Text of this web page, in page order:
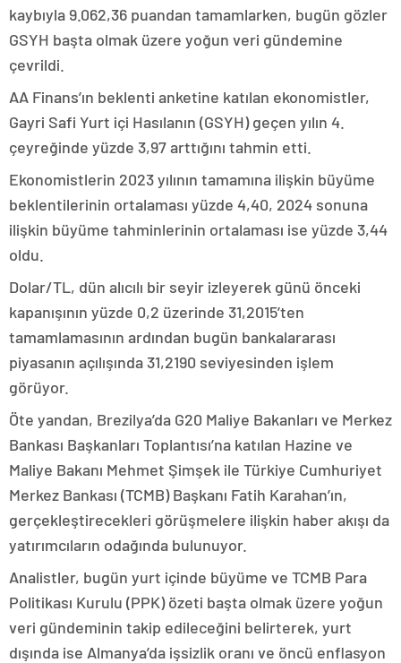
kaybıyla 9.062,36 puandan tamamlarken, bugün gözler
GSYH başta olmak üzere yoğun veri gündemine
çevrildi.
AA Finans’ın beklenti anketine katılan ekonomistler,
Gayri Safi Yurt içi Hasılanın (GSYH) geçen yılın 4.
çeyreğinde yüzde 3,97 arttığını tahmin etti.
Ekonomistlerin 2023 yılının tamamına ilişkin büyüme
beklentilerinin ortalaması yüzde 4,40, 2024 sonuna
ilişkin büyüme tahminlerinin ortalaması ise yüzde 3,44
oldu.
Dolar/TL, dün alıcılı bir seyir izleyerek günü önceki
kapanışının yüzde 0,2 üzerinde 31,2015’ten
tamamlamasının ardından bugün bankalararası
piyasanın açılışında 31,2190 seviyesinden işlem
görüyor.
Öte yandan, Brezilya’da G20 Maliye Bakanları ve Merkez
Bankası Başkanları Toplantısı’na katılan Hazine ve
Maliye Bakanı Mehmet Şimşek ile Türkiye Cumhuriyet
Merkez Bankası (TCMB) Başkanı Fatih Karahan’ın,
gerçekleştirecekleri görüşmelere ilişkin haber akışı da
yatırımcıların odağında bulunuyor.
Analistler, bugün yurt içinde büyüme ve TCMB Para
Politikası Kurulu (PPK) özeti başta olmak üzere yoğun
veri gündeminin takip edileceğini belirterek, yurt
dışında ise Almanya’da işsizlik oranı ve öncü enflasyon